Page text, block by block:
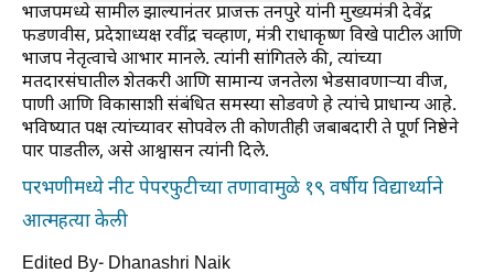
भाजपमध्ये सामील झाल्यानंतर प्राजक्त तनपुरे यांनी मुख्यमंत्री देवेंद्र
फडणवीस, प्रदेशाध्यक्ष रवींद्र चव्हाण, मंत्री राधाकृष्ण विखे पाटील आणि
भाजप नेतृत्वाचे आभार मानले. त्यांनी सांगितले की, त्यांच्या
मतदारसंघातील शेतकरी आणि सामान्य जनतेला भेडसावणाऱ्या वीज,
पाणी आणि विकासाशी संबंधित समस्या सोडवणे हे त्यांचे प्राधान्य आहे.
भविष्यात पक्ष त्यांच्यावर सोपवेल ती कोणतीही जबाबदारी ते पूर्ण निष्ठेने
पार पाडतील, असे आश्वासन त्यांनी दिले.
परभणीमध्ये नीट पेपरफुटीच्या तणावामुळे १९ वर्षीय विद्यार्थ्याने
आत्महत्या केली
Edited By- Dhanashri Naik